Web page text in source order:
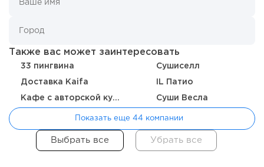
90
От стартапа за 30 тысяч рублей до бизнеса стоимостью
Также вас может заинтересовать
33 пингвина Сушиселл
Доставка Kaifa IL Патио
Кафе с авторской кухней "Здрасте" Суши Весла
Показать еще 44 компании